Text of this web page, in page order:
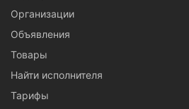
Организации
Объявления
Товары
Найти исполнителя
Тарифы